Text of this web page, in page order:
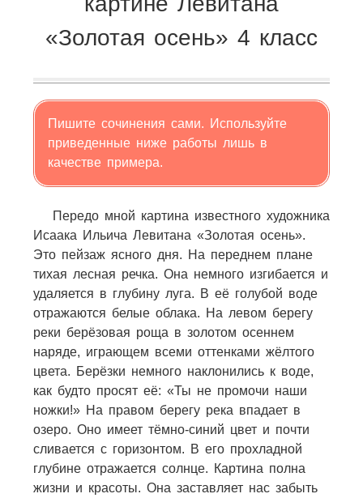
«Золотая осень» 4 класс
Пишите сочинения сами. Используйте
приведенные ниже работы лишь в
качестве примера.
Передо мной картина известного художника
Исаака Ильича Левитана «Золотая осень».
Это пейзаж ясного дня. На переднем плане
тихая лесная речка. Она немного изгибается и
удаляется в глубину луга. В её голубой воде
отражаются белые облака. На левом берегу
реки берёзовая роща в золотом осеннем
наряде, играющем всеми оттенками жёлтого
цвета. Берёзки немного наклонились к воде,
как будто просят её: «Ты не промочи наши
ножки!» На правом берегу река впадает в
озеро. Оно имеет тёмно-синий цвет и почти
сливается с горизонтом. В его прохладной
глубине отражается солнце. Картина полна
жизни и красоты. Она заставляет нас забыть